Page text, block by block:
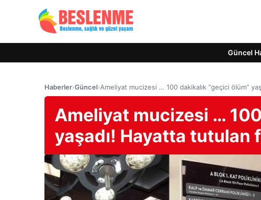
Güncel
Haberler›Güncel›Ameliyat mucizesi … 100 dakikalık “geçici ölüm”
Ameliyat mucizesi …
yaşadı! Hayatta